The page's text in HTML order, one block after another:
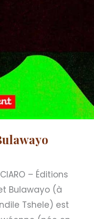
– Éditions
Bulawayo (à
Tshele) est